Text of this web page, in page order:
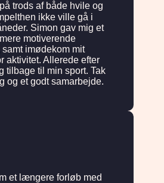
trods af både hvile og
ikke ville gå i
Simon gav mig et
motiverende
imødekom mit
aktivitet. Allerede efter
tilbage til min sport. Tak
og et godt samarbejde.
et længere forløb med